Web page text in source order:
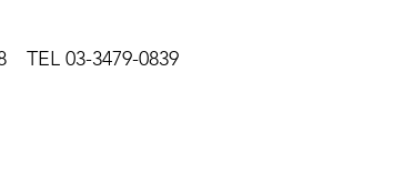
TEL 03-3479-0839